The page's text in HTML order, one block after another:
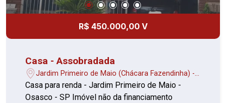
R$ 450.000,00 V
Casa - Assobradada
Jardim Primeiro de Maio (Chácara Fazendinha) -
Osasco/SP
Casa para renda - Jardim Primeiro de Maio -
Osasco - SP Imóvel não da financiamento